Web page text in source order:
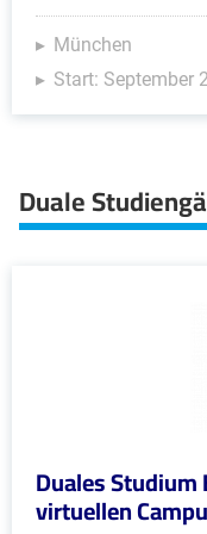
München
Start: September
Duale
Duales
virtuellen